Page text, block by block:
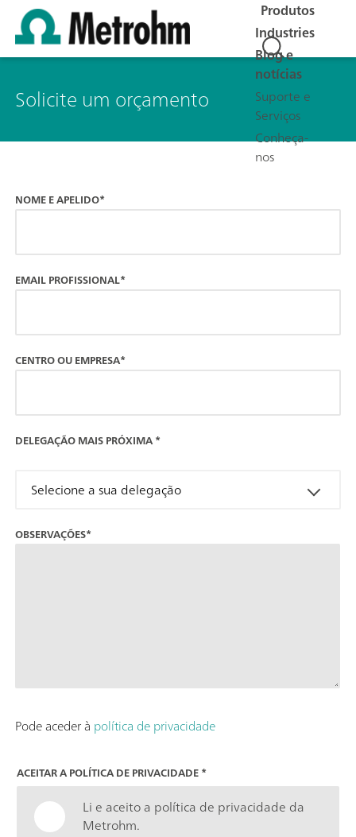
Produtos
Industries
Blog e
notícias
Suporte e
Serviços
Conheça-
nos
Solicite um orçamento
NOME E APELIDO*
EMAIL PROFISSIONAL*
CENTRO OU EMPRESA*
DELEGAÇÃO MAIS PRÓXIMA*
Selecione a sua delegação
OBSERVAÇÕES*
Pode aceder à política de privacidade
ACEITAR A POLÍTICA DE PRIVACIDADE*
Li e aceito a política de privacidade da
Metrohm.